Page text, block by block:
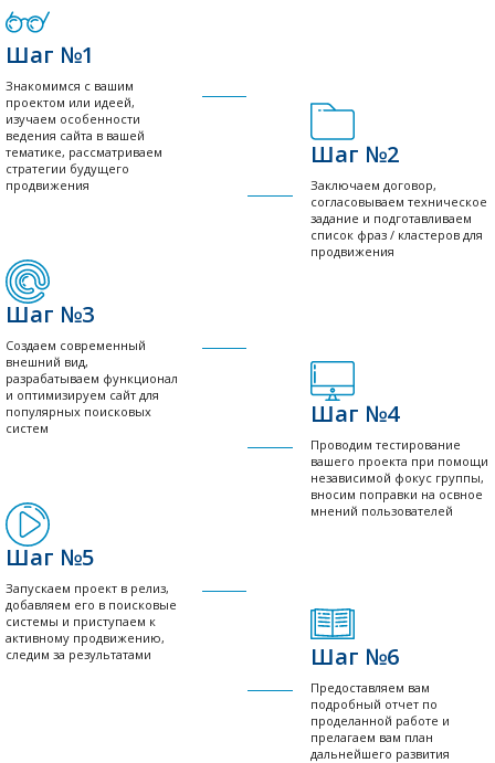
Шаг №1
Знакомимся с вашим
проектом или идеей,
изучаем особенности
ведения сайта в вашей
тематике, рассматриваем
стратегии будущего
продвижения
Шаг №2
Заключаем договор,
согласовываем техническое
задание и подготавливаем
список фраз / кластеров для
продвижения
Шаг №3
Создаем современный
внешний вид,
разрабатываем функционал
и оптимизируем сайт для
популярных поисковых
систем
Шаг №4
Проводим тестирование
вашего проекта при помощи
независимой фокус группы,
вносим поправки на освное
мнений пользователей
Шаг №5
Запускаем проект в релиз,
добавляем его в поисковые
системы и приступаем к
активному продвижению,
следим за результатами
Шаг №6
Предоставляем вам
подробный отчет по
проделанной работе и
прелагаем вам план
дальнейшего развития